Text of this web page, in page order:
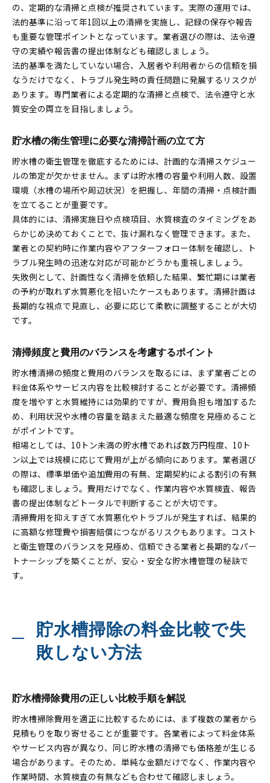
の、定期的な清掃と点検が推奨されています。実際の運用では、
法的基準に沿って年1回以上の清掃を実施し、記録の保存や報告
も重要な管理ポイントとなっています。業者選びの際は、法令遵
守の実績や報告書の提出体制なども確認しましょう。
法的基準を満たしていない場合、入居者や利用者からの信頼を損
なうだけでなく、トラブル発生時の責任問題に発展するリスクが
あります。専門業者による定期的な清掃と点検で、法令遵守と水
質安全の両立を目指しましょう。
貯水槽の衛生管理に必要な清掃計画の立て方
貯水槽の衛生管理を徹底するためには、計画的な清掃スケジュー
ルの策定が欠かせません。まずは貯水槽の容量や利用人数、設置
環境（水槽の場所や周辺状況）を把握し、年間の清掃・点検計画
を立てることが重要です。
具体的には、清掃実施日や点検項目、水質検査のタイミングをあ
らかじめ決めておくことで、抜け漏れなく管理できます。また、
業者との契約時に作業内容やアフターフォロー体制を確認し、ト
ラブル発生時の迅速な対応が可能かどうかも重視しましょう。
失敗例として、計画性なく清掃を依頼した結果、繁忙期には業者
の予約が取れず水質悪化を招いたケースもあります。清掃計画は
長期的な視点で見直し、必要に応じて柔軟に調整することが大切
です。
清掃頻度と費用のバランスを考慮するポイント
貯水槽清掃の頻度と費用のバランスを取るには、まず業者ごとの
料金体系やサービス内容を比較検討することが必要です。清掃頻
度を増やすと水質維持には効果的ですが、費用負担も増加するた
め、利用状況や水槽の容量を踏まえた最適な頻度を見極めること
がポイントです。
相場としては、10トン未満の貯水槽であれば数万円程度、10ト
ン以上では規模に応じて費用が上がる傾向にあります。業者選び
の際は、標準単価や追加費用の有無、定期契約による割引の有無
も確認しましょう。費用だけでなく、作業内容や水質検査、報告
書の提出体制などトータルで判断することが大切です。
清掃費用を抑えすぎて水質悪化やトラブルが発生すれば、結果的
に高額な修理費や損害賠償につながるリスクもあります。コスト
と衛生管理のバランスを見極め、信頼できる業者と長期的なパー
トナーシップを築くことが、安心・安全な貯水槽管理の秘訣で
す。
貯水槽掃除の料金比較で失
敗しない方法
貯水槽掃除費用の正しい比較手順を解説
貯水槽掃除費用を適正に比較するためには、まず複数の業者から
見積もりを取り寄せることが重要です。各業者によって料金体系
やサービス内容が異なり、同じ貯水槽の清掃でも価格差が生じる
場合があります。そのため、単純な金額だけでなく、作業内容や
作業時間、水質検査の有無なども合わせて確認しましょう。